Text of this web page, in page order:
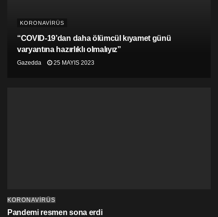
KORONAVİRÜS
“COVID-19’dan daha ölümcül kıyamet günü
varyantına hazırlıklı olmalıyız”
Gazedda 25 MAYIS 2023
KORONAVİRÜS
Pandemi resmen sona erdi